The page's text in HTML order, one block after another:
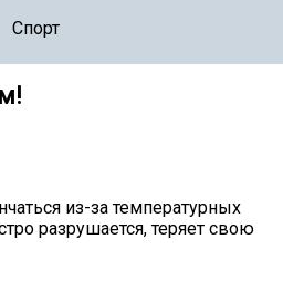
Спорт
из-за температурных
разрушается, теряет свою